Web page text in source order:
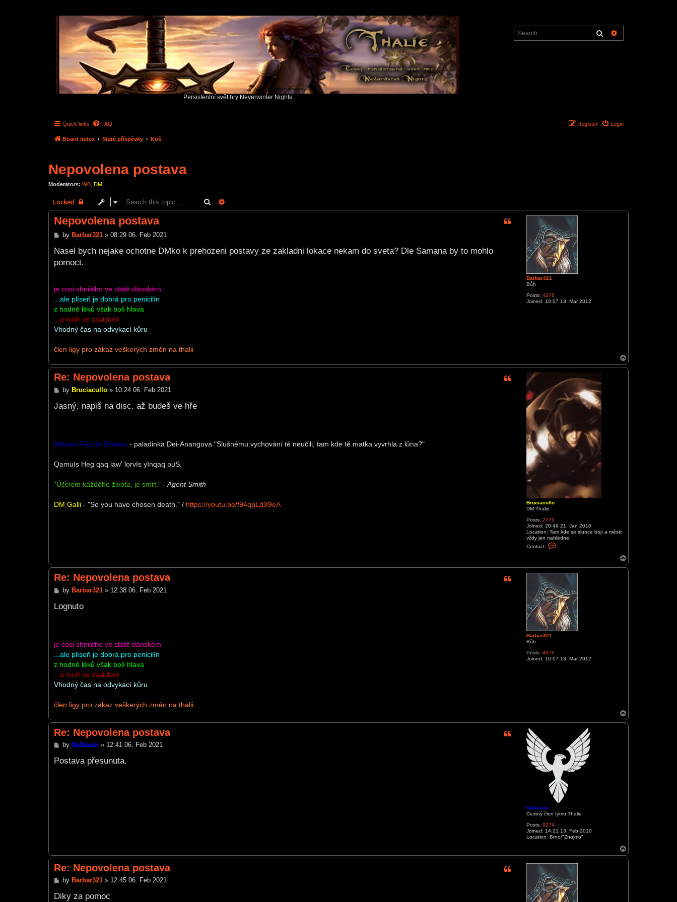
Persistentní svět hry Neverwinter Nights
Search
Quick links FAQ Login
Register
Board index Staré příspěvky Koš
Nepovolena postava
Moderators: WB DM
Locked Search
Barbar321
Bůh
Posts: 4376
Joined: 10:07 13. Mar 2012
Nepovolena postava
P
s
by Barbar321» 08:29 06. Feb 2021
Nasel bych nejake ochotne DMko k prehozeni postavy ze zakladni lokace nekam do sveta? Dle Samana by to mohlo
pomoct.
je cosi shnilého ve státě dánském
...ale plíseň je dobrá pro penicilín
z hodně léků však bolí hlava
...a tvoří se závislost
Vhodný čas na odvykací kůru
člen ligy pro zákaz veškerých změn na thalii
o
p
Bruciacullo
DM Thalie
Posts: 2779
Joined: 20:49 21. Jan 2010
Location: Tam kde se slunce bojí a měsíc
vždy jen nahlédne
Contact:
a
c
B
r
u
c
i
a
c
u
Re: Nepovolena postava
P
s
by Bruciacullo» 10:24 06. Feb 2021
Jasný, napiš na disc. až budeš ve hře
Neliaen Fey de Erestor - paladinka Dei-Anangova "Slušnému vychování tě neučili, tam kde tě matka vyvrhla z lůna?"
QamuIs Heg qaq law' lorvIs yInqaq puS.
"Účelem každého života, je smrt." - Agent Smith
DM Galli - "So you have chosen death." / https://youtu.be/f94qpLdX9eA
o
p
Barbar321
Bůh
Posts: 4376
Joined: 10:07 13. Mar 2012
Re: Nepovolena postava
P
s
by Barbar321» 12:38 06. Feb 2021
Lognuto
je cosi shnilého ve státě dánském
...ale plíseň je dobrá pro penicilín
z hodně léků však bolí hlava
...a tvoří se závislost
Vhodný čas na odvykací kůru
člen ligy pro zákaz veškerých změn na thalii
o
p
Nalkanar
Čestný člen týmu Thalie
Posts: 9274
Joined: 14:21 13. Feb 2010
Location: Brno/"Znojmo"
Re: Nepovolena postava
P
s
by Nalkanar» 12:41 06. Feb 2021
Postava přesunuta.
o
p
Re: Nepovolena postava
P
s
by Barbar321» 12:45 06. Feb 2021
Diky za pomoc